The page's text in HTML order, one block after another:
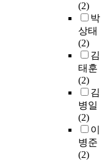
(2)
박
상태
(2)
김
태훈
(2)
김
병일
(2)
이
병준
(2)